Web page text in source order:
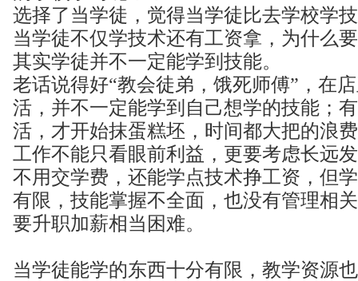
选择了当学徒，觉得当学徒比去学校学
当学徒不仅学技术还有工资拿，为什么
其实学徒并不一定能学到技能。
老话说得好“教会徒弟，饿死师傅”，在
活，并不一定能学到自己想学的技能；
活，才开始抹蛋糕坯，时间都大把的浪
工作不能只看眼前利益，更要考虑长远
不用交学费，还能学点技术挣工资，但
有限，技能掌握不全面，也没有管理相
要升职加薪相当困难。
当学徒能学的东西十分有限，教学资源